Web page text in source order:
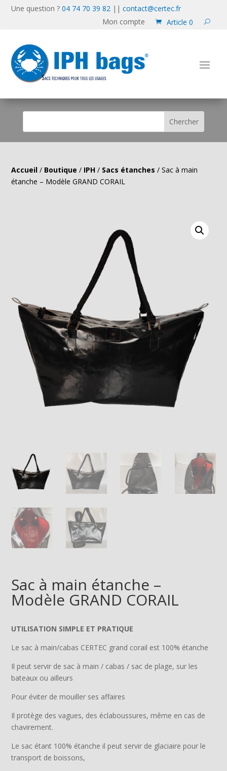
Une question ?04 74 70 39 82 ||contact@certec.fr
Mon compte
Article 0
Accueil / Boutique / IPH / Sacs étanches / Sac à main
étanche – Modèle GRAND CORAIL
Sac à main étanche –
Modèle GRAND CORAIL
UTILISATION SIMPLE ET PRATIQUE
Le sac à main/cabas CERTEC grand corail est 100% étanche
Il peut servir de sac à main / cabas / sac de plage, sur les
bateaux ou ailleurs
Pour éviter de mouiller ses affaires
Il protège des vagues, des éclaboussures, même en cas de
chavirement.
Le sac étant 100% étanche il peut servir de glaciaire pour le
transport de boissons,